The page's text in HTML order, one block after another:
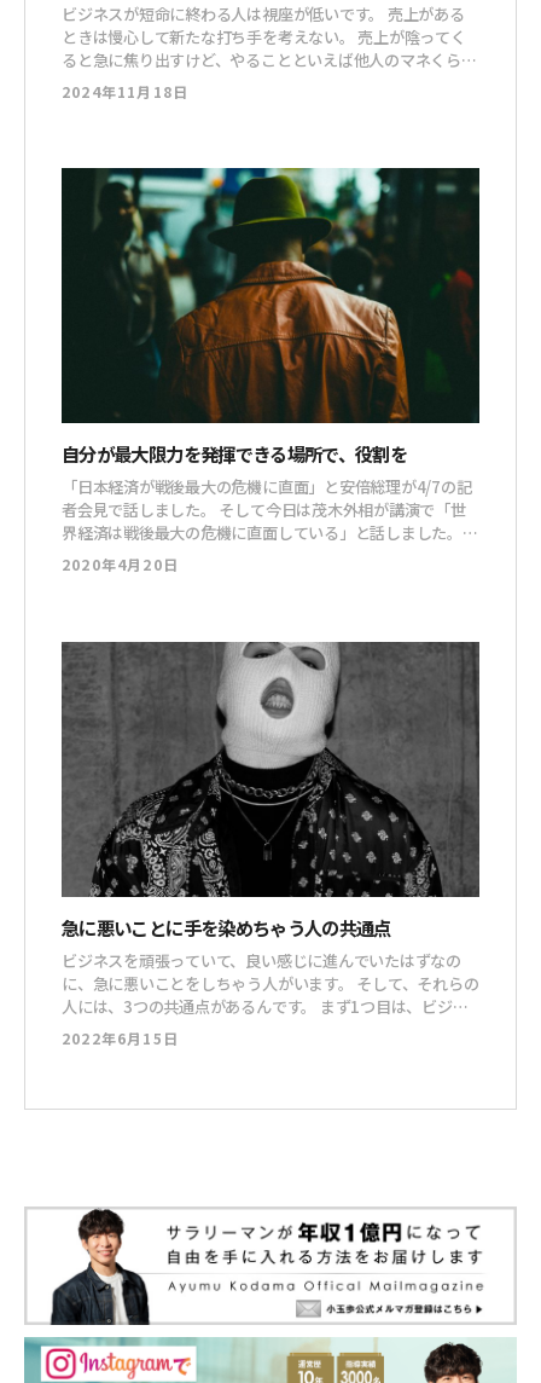
ビジネスが短命に終わる人は視座が低いです。 売上がある
ときは慢心して新たな打ち手を考えない。 売上が陰ってく
ると急に焦り出すけど、やることといえば他人のマネくら
い。 まあ、焦ったところで、それしかできないのも仕方な
いですよね。 視座とは「時間軸」と「影響の範囲」を、ど
2024年11月18日
自分が最大限力を発揮できる場所で、役割を
「日本経済が戦後最大の危機に直面」と安倍総理が4/7の記
者会見で話しました。 そして今日は茂木外相が講演で「世
界経済は戦後最大の危機に直面している」と話しました。
とにかく危機です。 今回の難しいところって何かというと、
一体、どのタイミングから前向きな経済活動を始めていいの
っ
2020年4月20日
急に悪いことに手を染めちゃう人の共通点
ビジネスを頑張っていて、良い感じに進んでいたはずなの
に、急に悪いことをしちゃう人がいます。 そして、それらの
人には、3つの共通点があるんです。 まず1つ目は、ビジネ
スが好きというより、お金が好き過ぎる人。 ネットビジネ
スで稼ぐのって、他のあらゆるビジネスと比べて圧倒的に簡
2022年6月15日